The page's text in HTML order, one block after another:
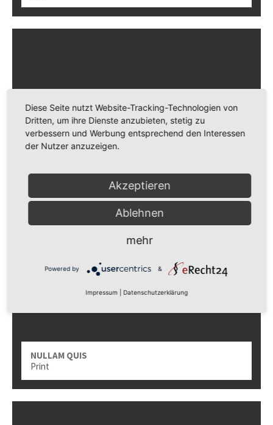
NULLAM QUIS
Print
Diese Seite nutzt Website-Tracking-Technologien von
Dritten, um ihre Dienste anzubieten, stetig zu
verbessern und Werbung entsprechend den Interessen
der Nutzer anzuzeigen.
Akzeptieren
Ablehnen
mehr
Powered by &
Impressum Datenschutzerklärung